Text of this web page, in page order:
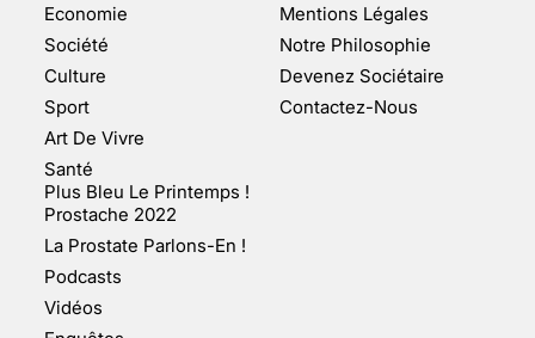
FAIT SURFACE À
MARSEILLE (1/5)
10 jan 2022
Economie
Société
Culture
Sport
Art De Vivre
Santé
Plus Bleu Le Printemps !
Prostache 2022
La Prostate Parlons-En !
Podcasts
Vidéos
Mentions Légales
Notre Philosophie
Devenez Sociétaire
Contactez-Nous